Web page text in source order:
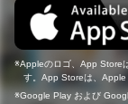
Appleのロゴ、App Store
す。App Storeは、Apple
Google Play および